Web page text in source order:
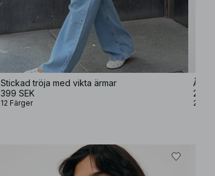
Stickad tröja med vikta ärmar
399 SEK
12 Färger
249
2